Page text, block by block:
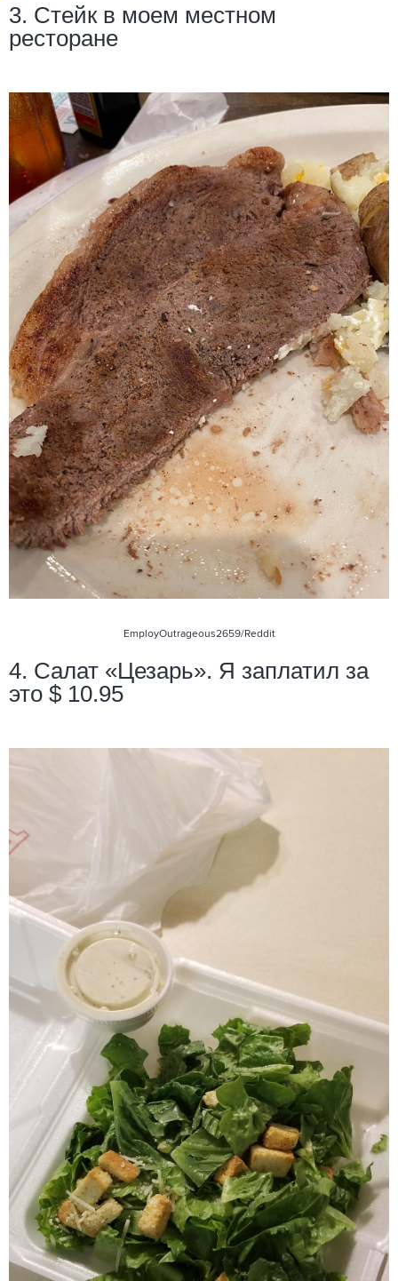
3. Стейк в моем местном
ресторане
EmployOutrageous2659/Reddit
4. Салат «Цезарь». Я заплатил за
это $ 10.95